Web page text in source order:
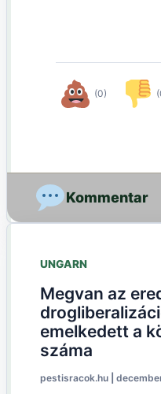
(0)
UNGARN
Megvan az
emelkedett a
száma
pestisracok.hu